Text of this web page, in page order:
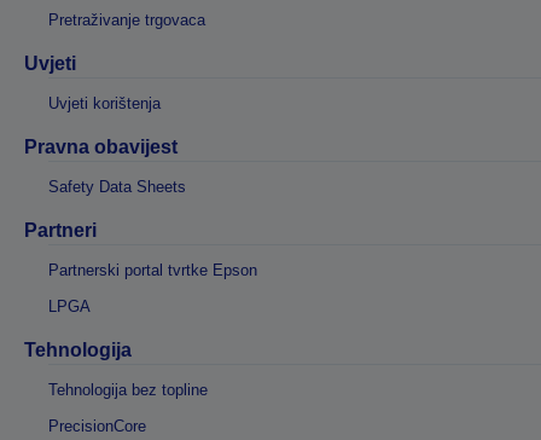
Pretraživanje trgovaca
Uvjeti
Uvjeti korištenja
Pravna obavijest
Safety Data Sheets
Partneri
Partnerski portal tvrtke Epson
LPGA
Tehnologija
Tehnologija bez topline
PrecisionCore